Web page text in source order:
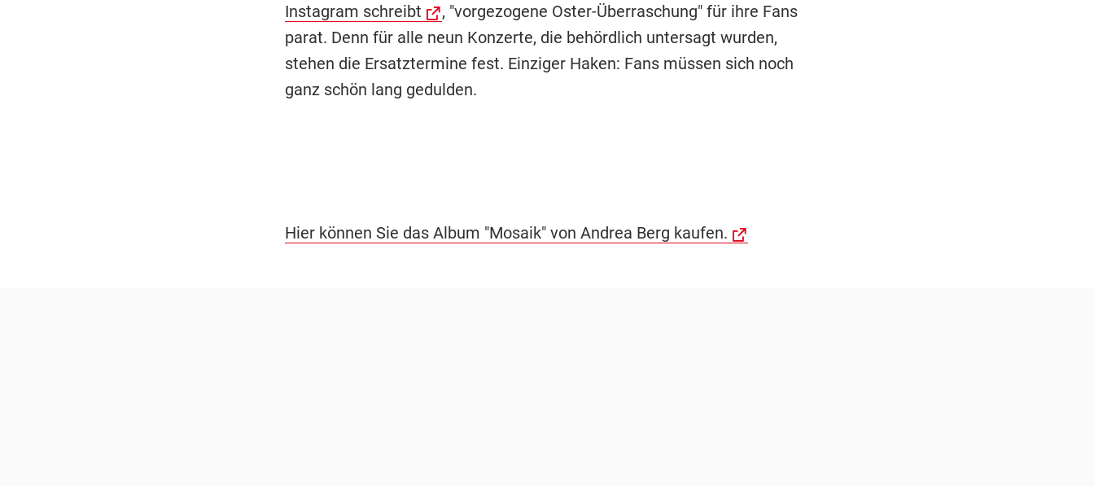
Instagram schreibt
, "vorgezogene Oster-Überraschung" für ihre Fans
parat. Denn für alle neun Konzerte, die behördlich untersagt wurden,
stehen die Ersatztermine fest. Einziger Haken: Fans müssen sich noch
ganz schön lang gedulden.
Hier können Sie das Album "Mosaik" von Andrea Berg kaufen.